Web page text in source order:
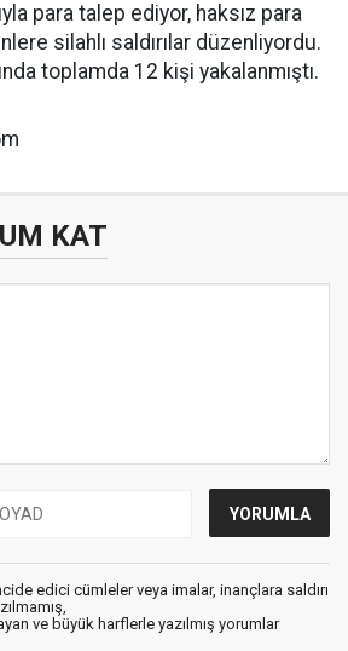
para talep ediyor, haksız para
silahlı saldırılar düzenliyordu.
toplamda 12 kişi yakalanmıştı.
KAT
edici cümleler veya imalar, inançlara saldırı
ve büyük harflerle yazılmış yorumlar